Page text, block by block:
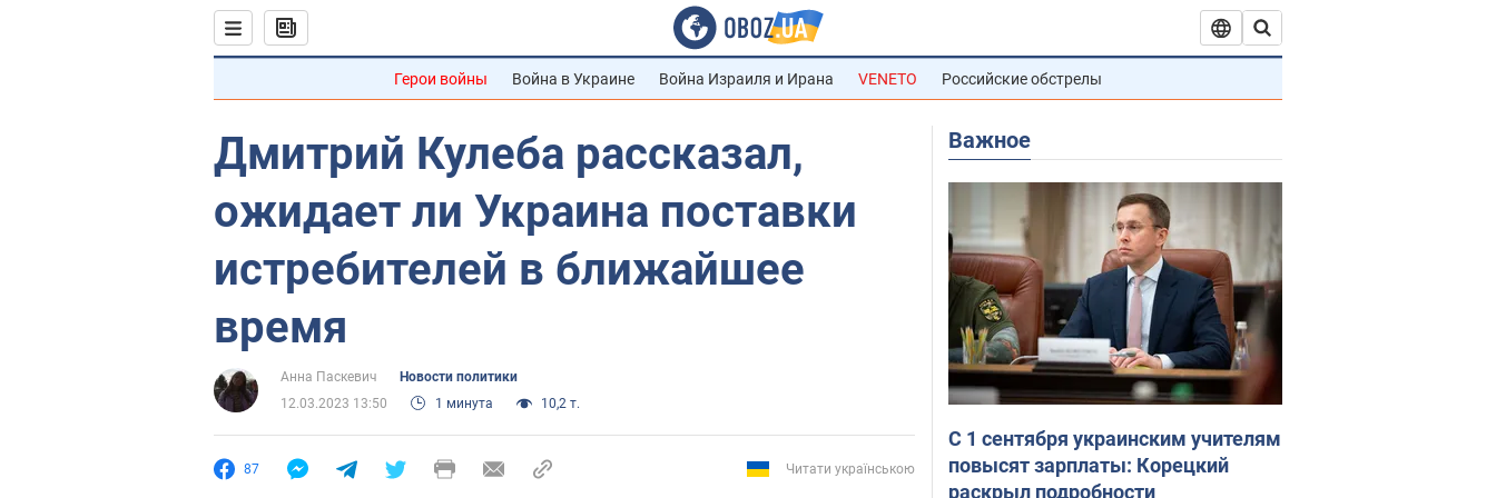
Герои войны Война в Украине Война Израиля и Ирана VENETO Российские обстрелы
Дмитрий Кулеба рассказал,
ожидает ли Украина поставки
истребителей в ближайшее
время
Анна Паскевич
Новости политики
12.03.2023 13:50
1 минута 10,2 т.
87 Читати українською
Важное
С 1 сентября украинским учителям
повысят зарплаты: Корецкий
раскрыл подробности